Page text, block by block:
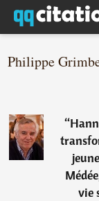
Philippe
“
vie